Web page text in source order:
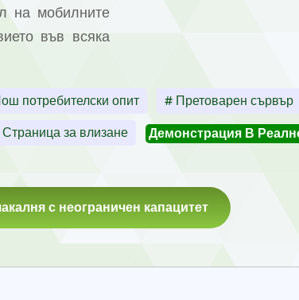
на мобилните
във всяка
потребителски опит # Претоварен сървър
за влизане Демонстрация В
с неограничен капацитет